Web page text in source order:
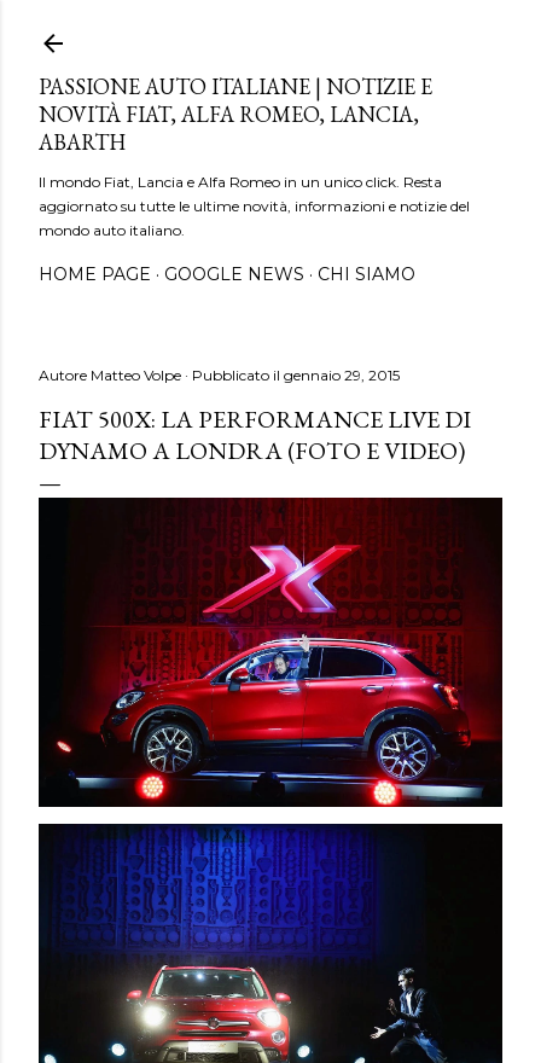
PASSIONE AUTO ITALIANE | NOTIZIE E
NOVITÀ FIAT, ALFA ROMEO, LANCIA,
ABARTH
Il mondo Fiat, Lancia e Alfa Romeo in un unico click. Resta
aggiornato su tutte le ultime novità, informazioni e notizie del
mondo auto italiano.
HOME PAGE GOOGLE NEWS CHI SIAMO
Autore Matteo Volpe Pubblicato il gennaio 29, 2015
FIAT 500X: LA PERFORMANCE LIVE DI
DYNAMO A LONDRA (FOTO E VIDEO)